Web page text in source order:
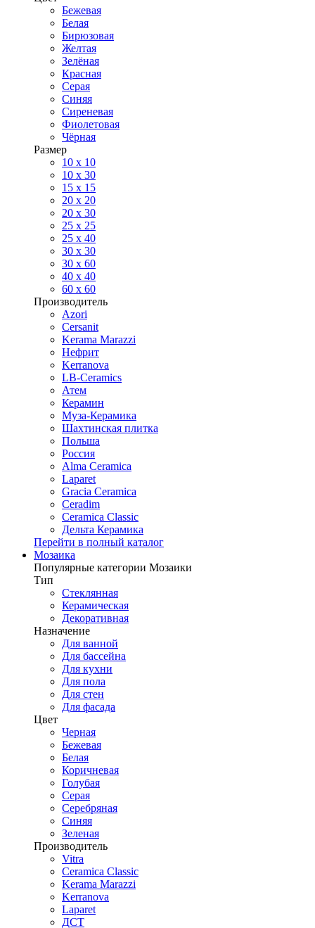
Бежевая
Белая
Бирюзовая
Желтая
Зелёная
Красная
Серая
Синяя
Сиреневая
Фиолетовая
Чёрная
Размер
10 х 10
10 x 30
15 x 15
20 х 20
20 x 30
25 x 25
25 x 40
30 x 30
30 х 60
40 х 40
60 х 60
Производитель
Azori
Cersanit
Kerama Marazzi
Нефрит
Kerranova
LB-Ceramics
Атем
Керамин
Муза-Керамика
Шахтинская плитка
Польша
Россия
Alma Ceramica
Laparet
Gracia Ceramica
Ceradim
Ceramica Classic
Дельта Керамика
Перейти в полный каталог
Мозаика
Популярные категории Мозаики
Тип
Стеклянная
Керамическая
Декоративная
Назначение
Для ванной
Для бассейна
Для кухни
Для пола
Для стен
Для фасада
Цвет
Черная
Бежевая
Белая
Коричневая
Голубая
Серая
Серебряная
Синяя
Зеленая
Производитель
Vitra
Ceramica Classic
Kerama Marazzi
Kerranova
Laparet
ДСТ